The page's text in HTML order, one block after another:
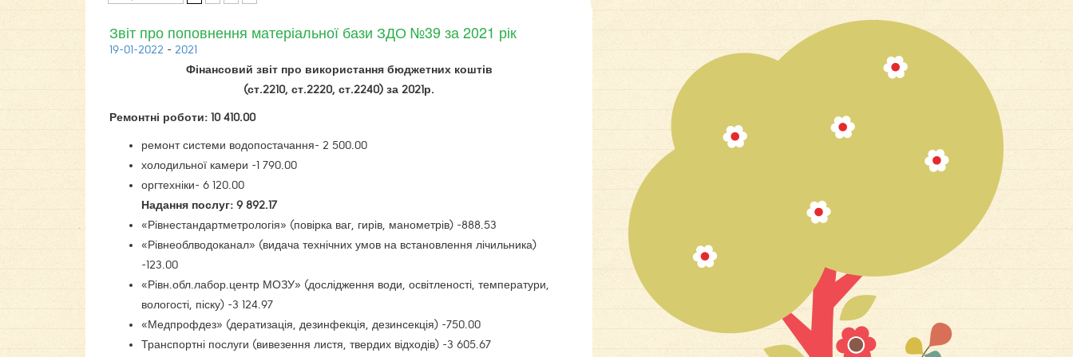
Звіт про поповнення матеріальної бази ЗДО №39 за 2021 рік
19-01-2022 - 2021
Фінансовий звіт про використання бюджетних коштів
(ст.2210, ст.2220, ст.2240) за 2021р.
Ремонтні роботи: 10 410.00
ремонт системи водопостачання- 2 500.00
холодильної камери -1 790.00
оргтехніки- 6 120.00
Надання послуг: 9 892.17
«Рівнестандартметрологія» (повірка ваг, гирів, манометрів) -888.53
«Рівнеоблводоканал» (видача технічних умов на встановлення лічильника)
-123.00
«Рівн.обл.лабор.центр МОЗУ» (дослідження води, освітленості, температури,
вологості, піску) -3 124.97
«Медпрофдез» (дератизація, дезинфекція, дезинсекція) -750.00
Транспортні послуги (вивезення листя, твердих відходів) -3 605.67